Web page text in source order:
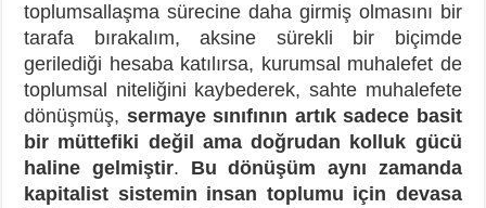
toplumsallaşma sürecine daha girmiş olmasını bir
tarafa bırakalım, aksine sürekli bir biçimde
gerilediği hesaba katılırsa, kurumsal muhalefet de
toplumsal niteliğini kaybederek, sahte muhalefete
dönüşmüş, sermaye sınıfının artık sadece basit
bir müttefiki değil ama doğrudan kolluk gücü
haline gelmiştir. Bu dönüşüm aynı zamanda
kapitalist sistemin insan toplumu için devasa